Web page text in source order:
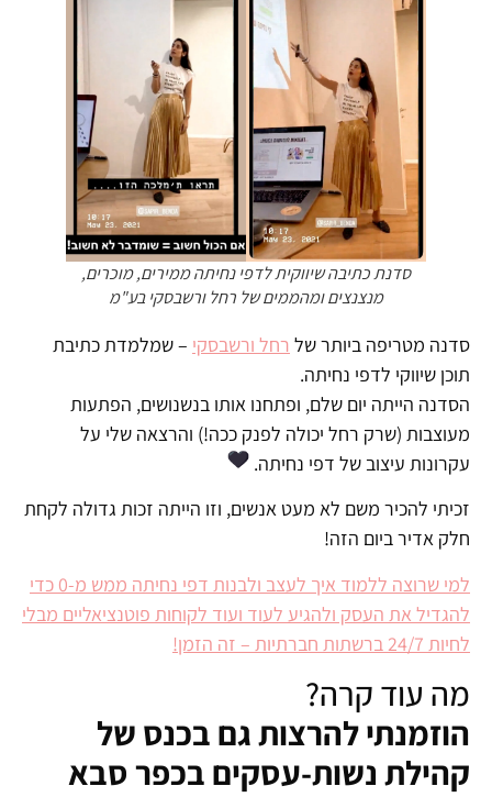
סדנת כתיבה שיווקית לדפי נחיתה ממירים, מוכרים,
מנצנצים ומהממים של רחל ורשבסקי בע"מ
סדנה מטריפה ביותר של רחל ורשבסקי – שמלמדת כתיבת
תוכן שיווקי לדפי נחיתה.
הסדנה הייתה יום שלם, ופתחנו אותו בנשנושים, הפתעות
מעוצבות (שרק רחל יכולה לפנק ככה!) והרצאה שלי על
עקרונות עיצוב של דפי נחיתה.
זכיתי להכיר משם לא מעט אנשים, וזו הייתה זכות גדולה לקחת
חלק אדיר ביום הזה!
למי שרוצה ללמוד איך לעצב ולבנות דפי נחיתה ממש מ-0 כדי
להגדיל את העסק ולהגיע לעוד ועוד לקוחות פוטנציאליים מבלי
לחיות 24/7 ברשתות חברתיות – זה הזמן!
מה עוד קרה?
הוזמנתי להרצות גם בכנס של
קהילת נשות-עסקים בכפר סבא